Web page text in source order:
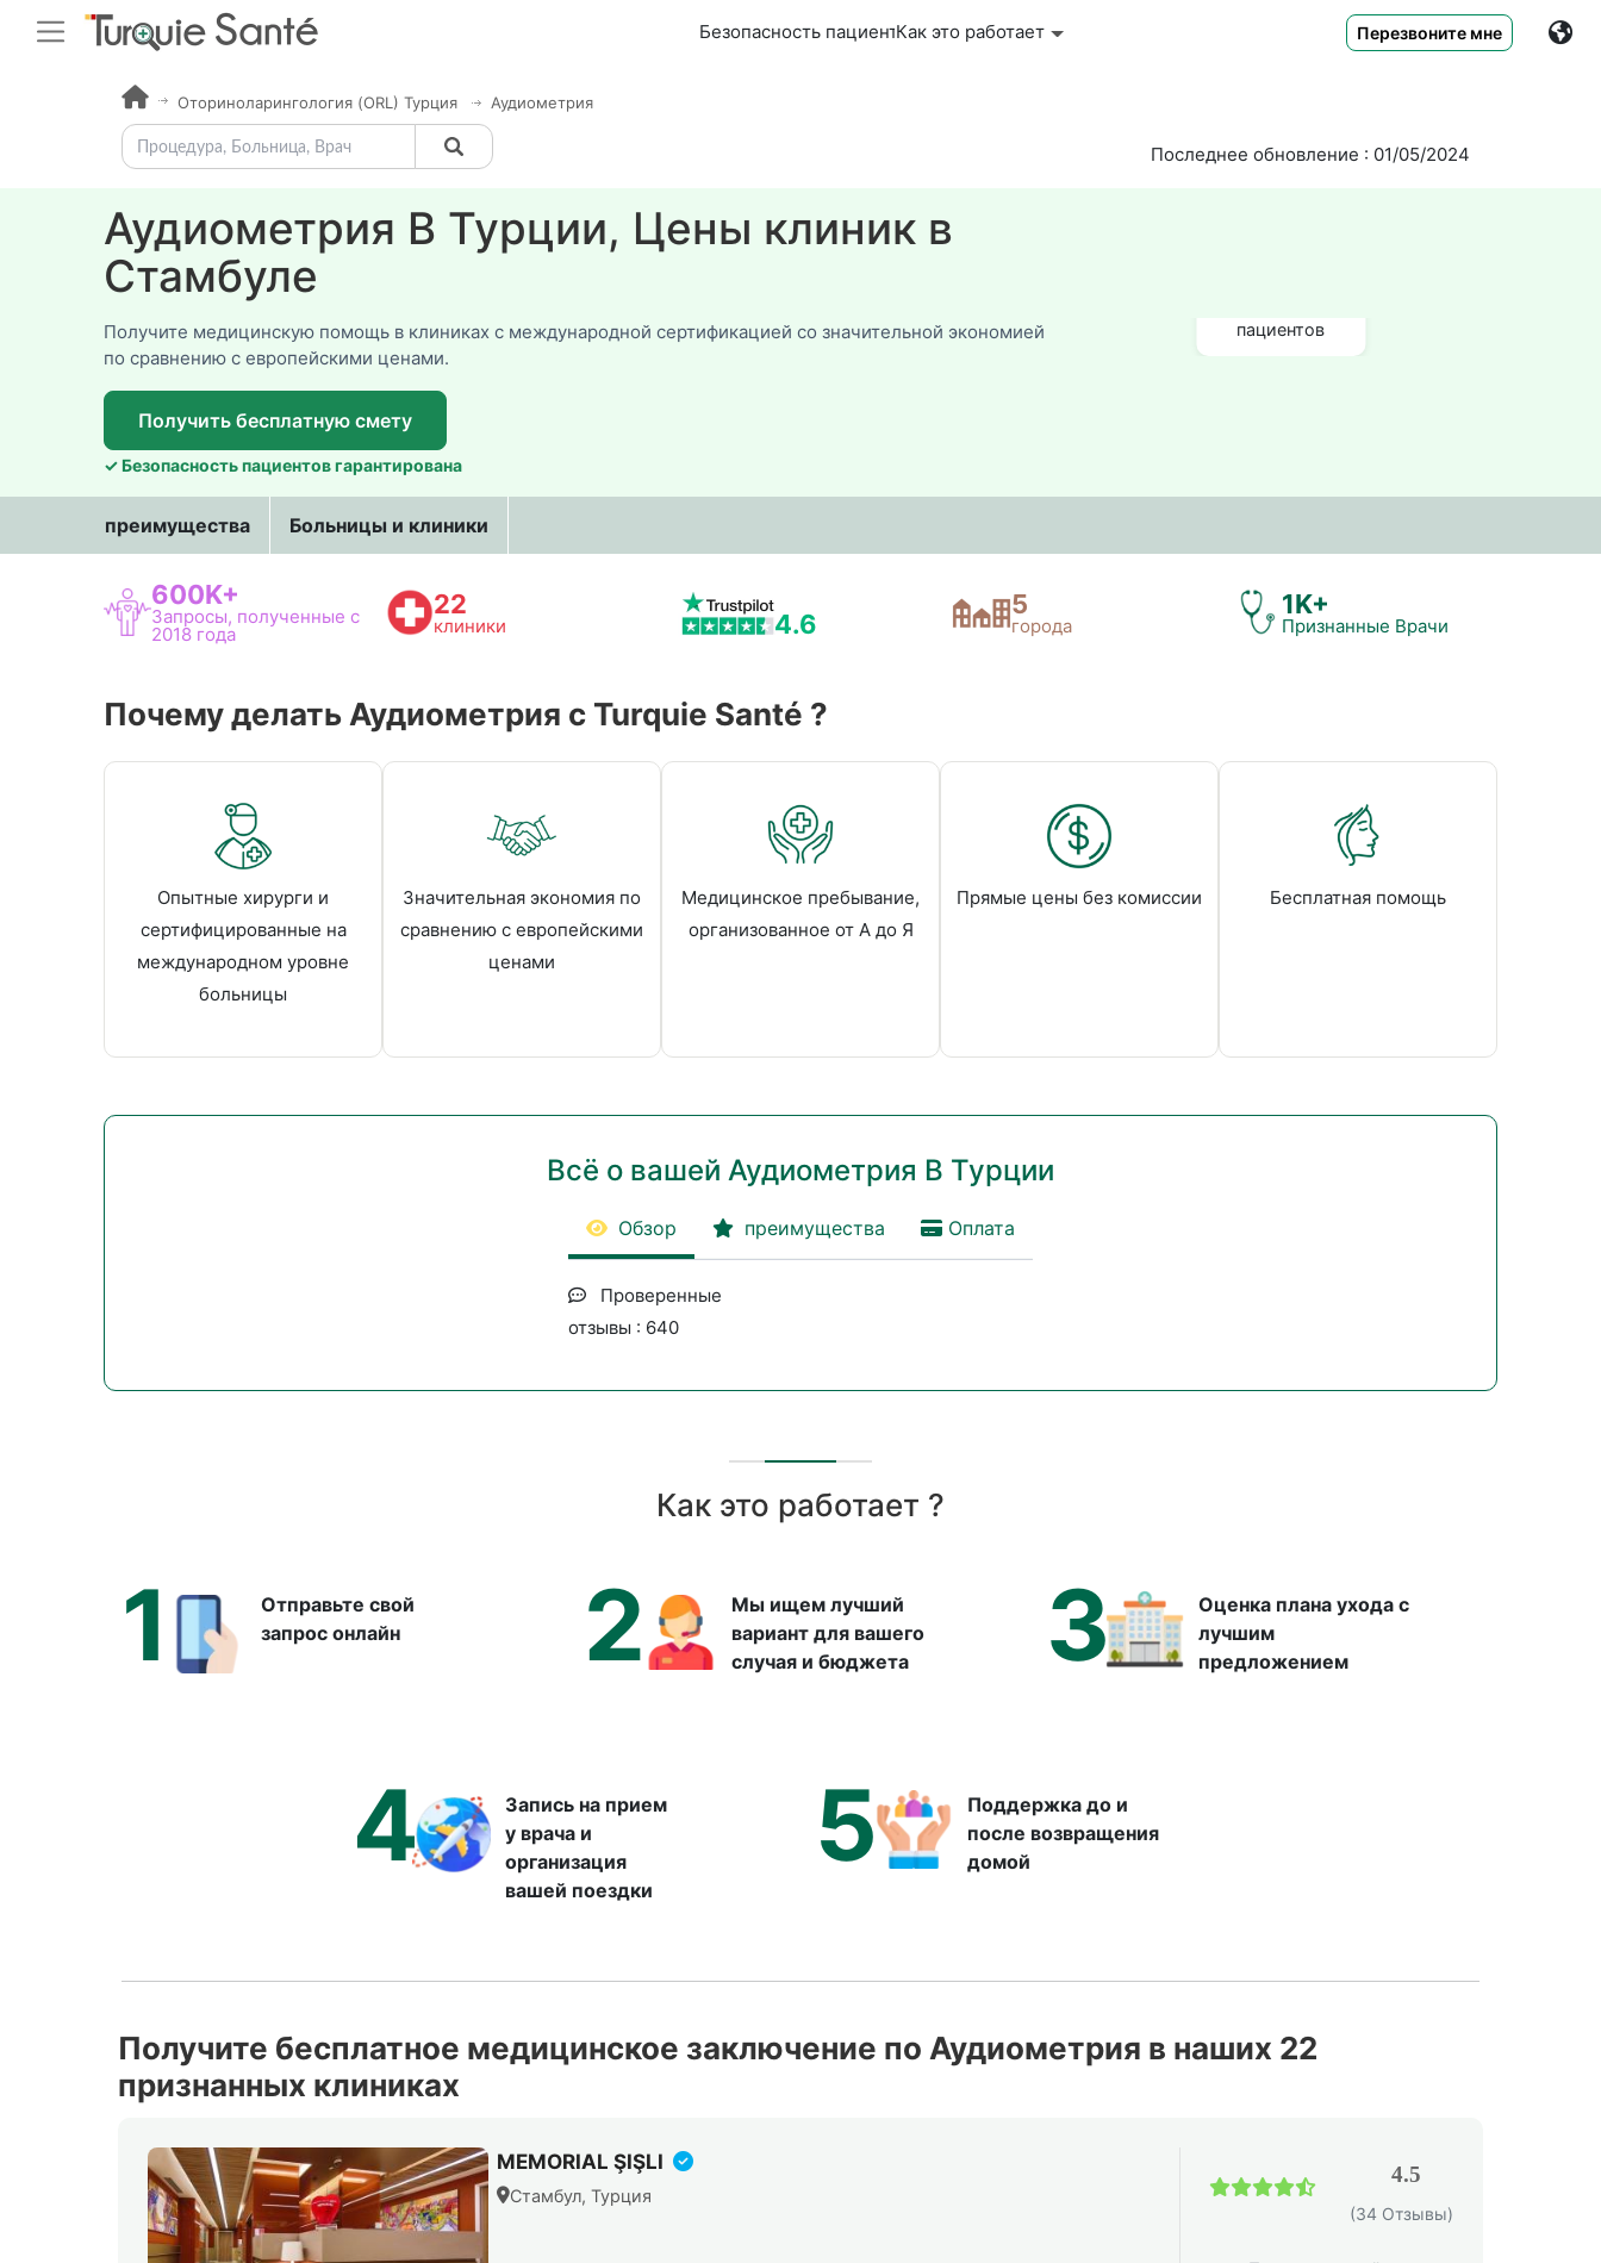
Безопасность пациентаКак это работает Перезвоните мне
Оториноларингология (ORL) Турция Аудиометрия
Последнее обновление : 01/05/2024
Аудиометрия В Турции, Цены клиник в
Стамбуле
Получите медицинскую помощь в клиниках с международной сертификацией со значительной экономией
по сравнению с европейскими ценами.
Получить бесплатную смету
✓ Безопасность пациентов гарантирована
пациентов
преимущества Больницы и клиники
600K+
Запросы, полученные с
2018 года
22
клиники 4.6
5
города
1K+
Признанные Врачи
Почему делать Аудиометрия c Turquie Santé ?
Опытные хирурги и
сертифицированные на
международном уровне
больницы
Значительная экономия по
сравнению с европейскими
ценами
Медицинское пребывание,
организованное от А до Я
Прямые цены без комиссии Бесплатная помощь
Всё о вашей Аудиометрия В Турции
Обзор преимущества Оплата
Проверенные
отзывы : 640
Как это работает ?
1
Отправьте свой
запрос онлайн
2
Мы ищем лучший
вариант для вашего
случая и бюджета
3
Оценка плана ухода с
лучшим
предложением
4
Запись на прием
у врача и
организация
вашей поездки
5
Поддержка до и
после возвращения
домой
Получите бесплатное медицинское заключение по Аудиометрия в наших 22
признанных клиниках
MEMORIAL ŞIŞLI
Стамбул, Турция
4.5
(34 Отзывы)